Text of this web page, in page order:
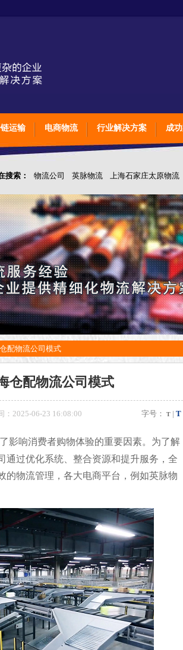
运输 电商物流 行业解决方案 成
搜索： 物流公司 英脉物流 上海石家庄太原物流
专业定制物流 上海石家庄太原综合专业定制物流
配物流公司模式
仓配物流公司模式
字号： T | T
：2025-06-23 16:08:00
影响消费者购物体验的重要因素。为了解
通过优化系统、整合资源和提升服务，全
的物流管理，各大电商平台，例如英脉物